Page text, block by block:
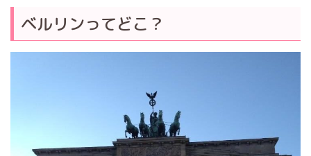
ベルリンってどこ？